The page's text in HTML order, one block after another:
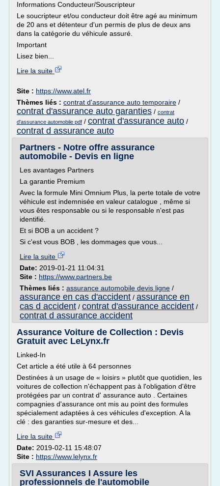
Informations Conducteur/Souscripteur
Le soucripteur et/ou conducteur doit être agé au minimum
de 20 ans et détenteur d'un permis de plus de deux ans
dans la catégorie du véhicule assuré.
Important
Lisez bien...
Lire la suite
Site : https://www.atel.fr
Thèmes liés : contrat d'assurance auto temporaire /
contrat d'assurance auto garanties / contrat
d'assurance automobile pdf / contrat d'assurance auto /
contrat d assurance auto
Partners - Notre offre assurance
automobile - Devis en ligne
Les avantages Partners
La garantie Premium
Avec la formule Mini Omnium Plus, la perte totale de votre
véhicule est indemnisée en valeur catalogue , même si
vous êtes responsable ou si le responsable n'est pas
identifié.
Et si BOB a un accident ?
Si c'est vous BOB , les dommages que vous...
Lire la suite
Date: 2019-01-21 11:04:31
Site : https://www.partners.be
Thèmes liés : assurance automobile devis ligne /
assurance en cas d'accident / assurance en
cas d accident / contrat d'assurance accident /
contrat d assurance accident
Assurance Voiture de Collection : Devis
Gratuit avec LeLynx.fr
Linked-In
Cet article a été utile à 64 personnes
Destinées à un usage de « loisirs » plutôt que quotidien, les
voitures de collection n'échappent pas à l'obligation d'être
protégées par un contrat d' assurance auto . Certaines
compagnies d'assurance ont mis au point des formules
spécialement adaptées à ces véhicules d'exception. A la
clé : des garanties sur-mesure et des...
Lire la suite
Date: 2019-02-11 15:48:07
Site : https://www.lelynx.fr
SVI Assurances I Assure les
professionnels de l'automobile